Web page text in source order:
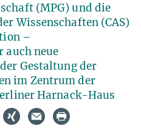
(MPG) und die
Wissenschaften (CAS)
–
auch neue
Gestaltung der
im Zentrum der
Harnack-Haus